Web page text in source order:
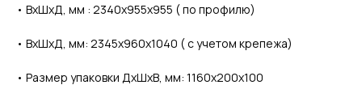
• ВхШхД, мм : 2340х955х955 ( по профилю)
• ВхШхД, мм: 2345х960х1040 ( с учетом крепежа)
• Размер упаковки ДхШхВ, мм: 1160х200х100